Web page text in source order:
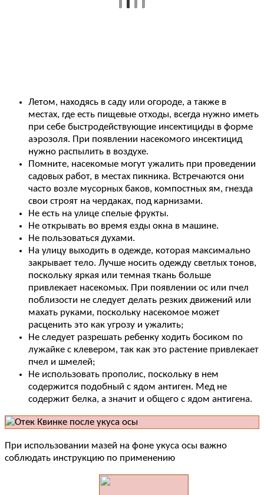
Летом, находясь в саду или огороде, а также в
местах, где есть пищевые отходы, всегда нужно иметь
при себе быстродействующие инсектициды в форме
аэрозоля. При появлении насекомого инсектицид
нужно распылить в воздухе.
Помните, насекомые могут ужалить при проведении
садовых работ, в местах пикника. Встречаются они
часто возле мусорных баков, компостных ям, гнезда
свои строят на чердаках, под карнизами.
Не есть на улице спелые фрукты.
Не открывать во время езды окна в машине.
Не пользоваться духами.
На улицу выходить в одежде, которая максимально
закрывает тело. Лучше носить одежду светлых тонов,
поскольку яркая или темная ткань больше
привлекает насекомых. При появлении ос или пчел
поблизости не следует делать резких движений или
махать руками, поскольку насекомое может
расценить это как угрозу и ужалить;
Не следует разрешать ребенку ходить босиком по
лужайке с клевером, так как это растение привлекает
пчел и шмелей;
Не использовать прополис, поскольку в нем
содержится подобный с ядом антиген. Мед не
содержит белка, а значит и общего с ядом антигена.
При использовании мазей на фоне укуса осы важно
соблюдать инструкцию по применению